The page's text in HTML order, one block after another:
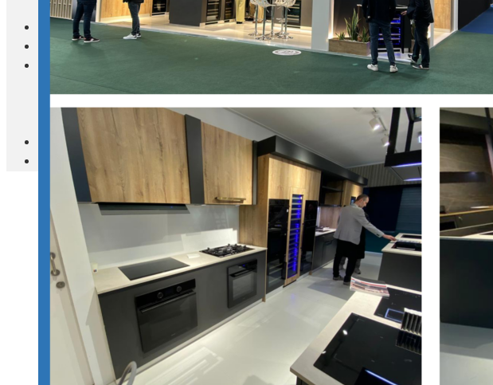
Brico Jardin
Agenda
Newsletter
Faire Savoir Faire
Aviasport
Univers Made in France
Qui sommes-nous
Contact